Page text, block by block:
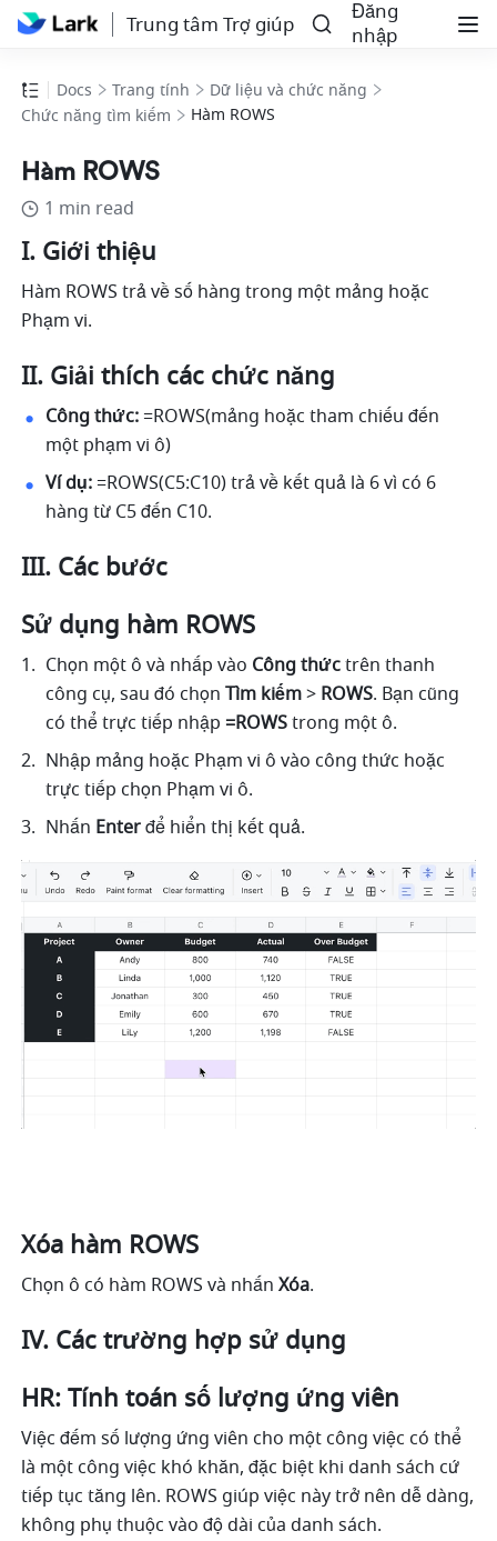
Trung tâm Trợ giúp
Đăng
nhập
Docs Trang tính
Dữ liệu và chức năng
Chức năng tìm kiếm
Hàm ROWS
Hàm ROWS
1 min read
I. Giới thiệu
Hàm ROWS trả về số hàng trong một mảng hoặc
Phạm vi.
II. Giải thích các chức năng
Công thức: =ROWS(mảng hoặc tham chiếu đến
một phạm vi ô)
Ví dụ: =ROWS(C5:C10) trả về kết quả là 6 vì có 6
hàng từ C5 đến C10.
III. Các bước
Sử dụng hàm ROWS
Chọn một ô và nhấp vào Công thức trên thanh
công cụ, sau đó chọn Tìm kiếm > ROWS. Bạn cũng
có thể trực tiếp nhập =ROWS trong một ô.
Nhập mảng hoặc Phạm vi ô vào công thức hoặc
trực tiếp chọn Phạm vi ô.
Nhấn Enter để hiển thị kết quả.
Xóa hàm ROWS
Chọn ô có hàm ROWS và nhấn Xóa.
IV. Các trường hợp sử dụng
HR: Tính toán số lượng ứng viên
Việc đếm số lượng ứng viên cho một công việc có thể
là một công việc khó khăn, đặc biệt khi danh sách cứ
tiếp tục tăng lên. ROWS giúp việc này trở nên dễ dàng,
không phụ thuộc vào độ dài của danh sách.